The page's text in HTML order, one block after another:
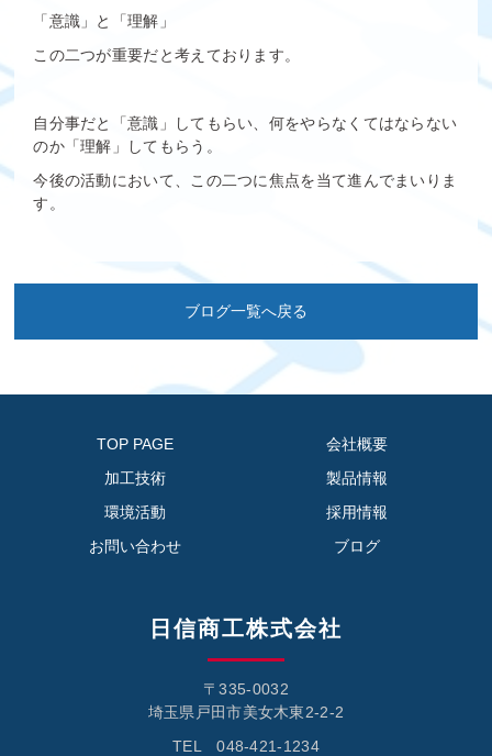
「意識」と「理解」
この二つが重要だと考えております。
自分事だと「意識」してもらい、何をやらなくてはならない
のか「理解」してもらう。
今後の活動において、この二つに焦点を当て進んでまいりま
す。
ブログ一覧へ戻る
TOP PAGE
会社概要
加工技術
製品情報
環境活動
採用情報
お問い合わせ
ブログ
日信商工株式会社
〒335-0032
埼玉県戸田市美女木東2-2-2
TEL 048-421-1234